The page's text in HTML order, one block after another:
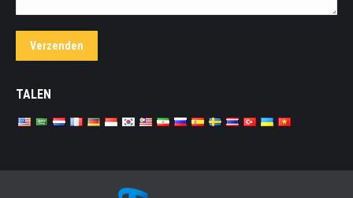
Verzenden
TALEN